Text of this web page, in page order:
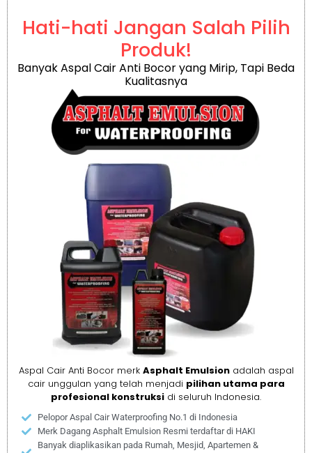
Hati-hati Jangan Salah Pilih
Produk!
Banyak Aspal Cair Anti Bocor yang Mirip, Tapi Beda
Kualitasnya
Aspal Cair Anti Bocor merk Asphalt Emulsionadalah aspal
cair unggulan yang telah menjadi pilihan utama para
profesional konstruksi di seluruh Indonesia.
Pelopor Aspal Cair Waterproofing No.1 di Indonesia
Merk Dagang Asphalt Emulsion Resmi terdaftar di HAKI
Banyak diaplikasikan pada Rumah, Mesjid, Apartemen &